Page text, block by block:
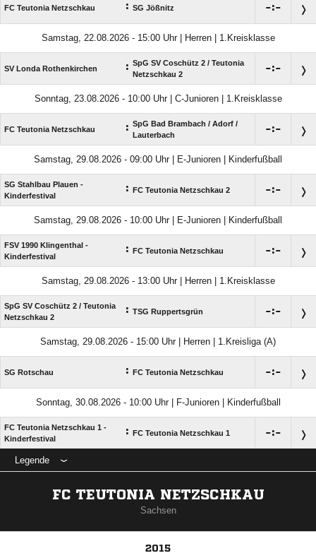
FC Teutonia Netzschkau : SG Jößnitz :
Samstag, 22.08.2026 - 15:00 Uhr | Herren | 1.Kreisklasse
SV Londa Rothenkirchen : SpG SV Coschütz 2 /​ Teutonia
Netzschkau 2
:
Sonntag, 23.08.2026 - 10:00 Uhr | C-Junioren | 1.Kreisklasse
FC Teutonia Netzschkau : SpG Bad Brambach /​ Adorf /​
Lauterbach
:
Samstag, 29.08.2026 - 09:00 Uhr | E-Junioren | Kinderfußball
SG Stahlbau Plauen -
Kinderfestival
: FC Teutonia Netzschkau 2 :
Samstag, 29.08.2026 - 10:00 Uhr | E-Junioren | Kinderfußball
FSV 1990 Klingenthal -
Kinderfestival
: FC Teutonia Netzschkau :
Samstag, 29.08.2026 - 13:00 Uhr | Herren | 1.Kreisklasse
SpG SV Coschütz 2 /​ Teutonia
Netzschkau 2
: TSG Ruppertsgrün :
Samstag, 29.08.2026 - 15:00 Uhr | Herren | 1.Kreisliga (A)
SG Rotschau : FC Teutonia Netzschkau :
Sonntag, 30.08.2026 - 10:00 Uhr | F-Junioren | Kinderfußball
FC Teutonia Netzschkau 1 -
Kinderfestival
: FC Teutonia Netzschkau 1 :
Legende
FC TEUTONIA NETZSCHKAU
Sachsen
2015